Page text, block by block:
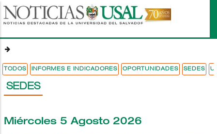
Pasar
al
principal
TODOS INFORMES E INDICADORES OPORTUNIDADES SEDES
SEDES
Miércoles 5 Agosto 2026